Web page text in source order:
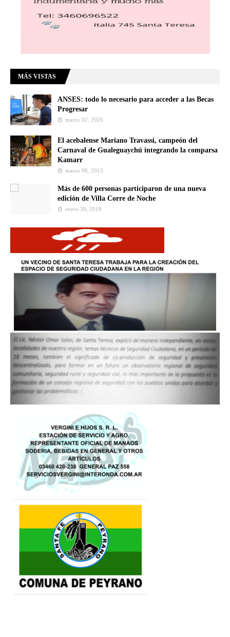
MÁS VISTAS
ANSES: todo lo necesario para acceder a las Becas
Progresar
marzo 02, 2026
El acebalense Mariano Travassi, campeón del
Carnaval de Gualeguaychú integrando la comparsa
Kamarr
marzo 06, 2013
Más de 600 personas participaron de una nueva
edición de Villa Corre de Noche
enero 30, 2018